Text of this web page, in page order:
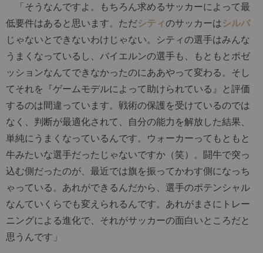
「そうなんですよ。もちろん求めるサッカーによって最
低要件はあると思います。ただシティのサッカーはシルバ
じゃないとできないわけじゃない。シティの選手はみんな
うまくなっているし、バイエルンの選手も、もともとポゼ
ッションなんてできなかったのにああやって変わる。そし
てそれを『ゲームモデルによって助けられている』と評価
するのは間違っています。戦術の保護を受けているのでは
なく、判断が最適化されて、自分の能力を解放した結果、
単純にうまくなっているんです。ウォーカーってもともと
牛みたいな選手だったじゃないですか（笑）。闘牛で突っ
込む側だったのが、最近では旗を振ってかわす側になっち
ゃっている。あれができるんだから、選手のポテンシャル
なんていくらでも変えられるんです。あれがまさにトレー
ニングによる進化で、それがサッカーの面白いところだと
思うんです」